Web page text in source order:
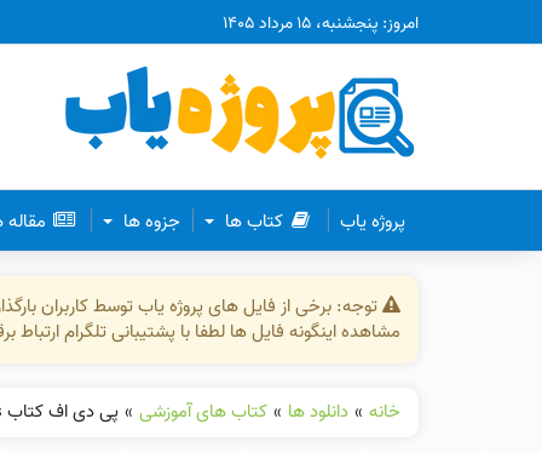
امروز: پنجشنبه، ۱۵ مرداد ۱۴۰۵
پروژه یاب کتاب ها جزوه ها
توجه: برخی از فایل های پروژه یاب توسط کاربران
مشاهده اینگونه فایل ها لطفا با پشتیبانی تلگرام
خانه » دانلود ها » کتاب های آموزشی » پی دی اف کتاب Oxford Word Skills راث گرین